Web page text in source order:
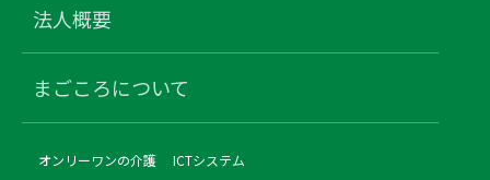
法人概要
まごころについて
オンリーワンの介護 ICTシステム